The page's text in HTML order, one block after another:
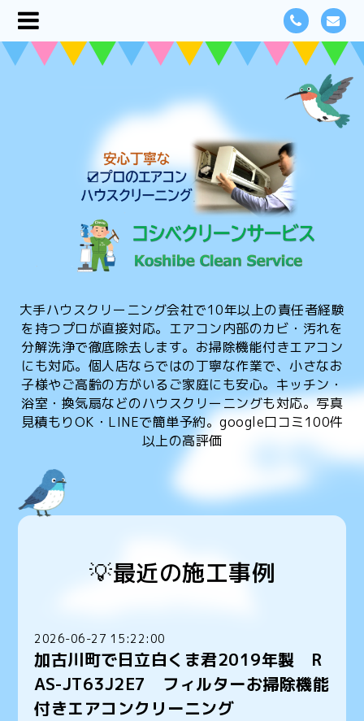
大手ハウスクリーニング会社で10年以上の責任者経験
を持つプロが直接対応。エアコン内部のカビ・汚れを
分解洗浄で徹底除去します。お掃除機能付きエアコン
にも対応。個人店ならではの丁寧な作業で、小さなお
子様やご高齢の方がいるご家庭にも安心。キッチン・
浴室・換気扇などのハウスクリーニングも対応。写真
見積もりOK・LINEで簡単予約。google口コミ100件
以上の高評価
💡最近の施工事例
2026-06-27 15:22:00
加古川町で日立白くま君2019年製 R
AS-JT63J2E7 フィルターお掃除機能
付きエアコンクリーニング